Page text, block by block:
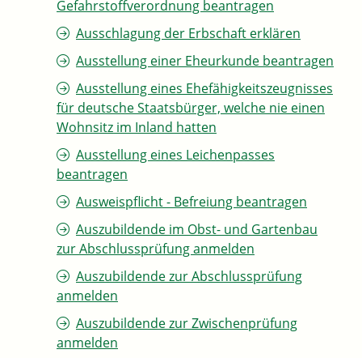
Gefahrstoffverordnung beantragen
Ausschlagung der Erbschaft erklären
Ausstellung einer Eheurkunde beantragen
Ausstellung eines Ehefähigkeitszeugnisses
für deutsche Staatsbürger, welche nie einen
Wohnsitz im Inland hatten
Ausstellung eines Leichenpasses
beantragen
Ausweispflicht - Befreiung beantragen
Auszubildende im Obst- und Gartenbau
zur Abschlussprüfung anmelden
Auszubildende zur Abschlussprüfung
anmelden
Auszubildende zur Zwischenprüfung
anmelden